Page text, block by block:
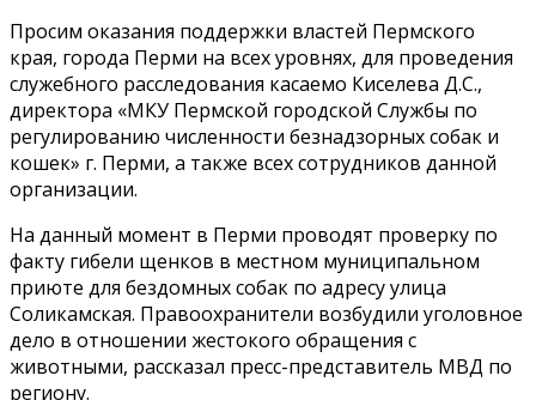
Просим оказания поддержки властей Пермского
края, города Перми на всех уровнях, для проведения
служебного расследования касаемо Киселева Д.С.,
директора «МКУ Пермской городской Службы по
регулированию численности безнадзорных собак и
кошек» г. Перми, а также всех сотрудников данной
организации.
На данный момент в Перми проводят проверку по
факту гибели щенков в местном муниципальном
приюте для бездомных собак по адресу улица
Соликамская. Правоохранители возбудили уголовное
дело в отношении жестокого обращения с
животными, рассказал пресс-представитель МВД по
региону.